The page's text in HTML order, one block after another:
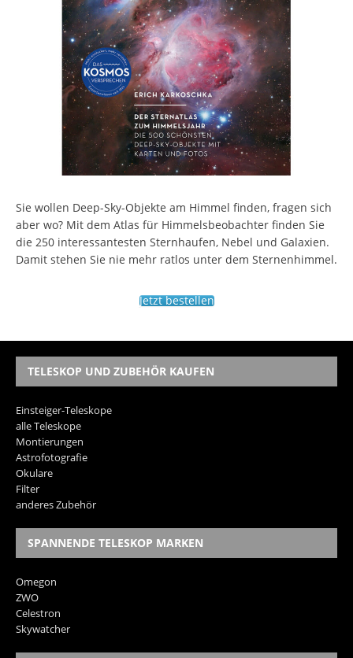
Sie wollen Deep-Sky-Objekte am Himmel finden, fragen sich
aber wo? Mit dem Atlas für Himmelsbeobachter finden Sie
die 250 interessantesten Sternhaufen, Nebel und Galaxien.
Damit stehen Sie nie mehr ratlos unter dem Sternenhimmel.
Jetzt bestellen
TELESKOP UND ZUBEHÖR KAUFEN
Einsteiger-Teleskope
alle Teleskope
Montierungen
Astrofotografie
Okulare
Filter
anderes Zubehör
SPANNENDE TELESKOP MARKEN
Omegon
ZWO
Celestron
Skywatcher